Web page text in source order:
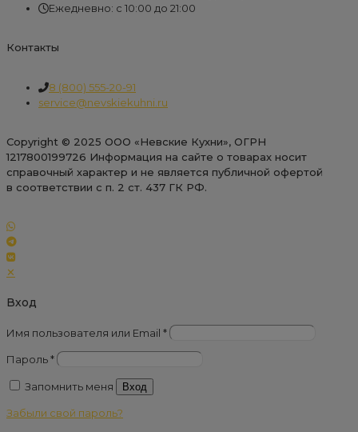
Ежедневно: с 10:00 до 21:00
Контакты
8 (800) 555-20-91
service@nevskiekuhni.ru
Copyright © 2025 ООО «Невские Кухни», ОГРН
1217800199726 Информация на сайте о товарах носит
справочный характер и не является публичной офертой
в соответствии с п. 2 ст. 437 ГК РФ.
✕
Вход
Имя пользователя или Email *
Пароль*
Запомнить меня Вход
Забыли свой пароль?